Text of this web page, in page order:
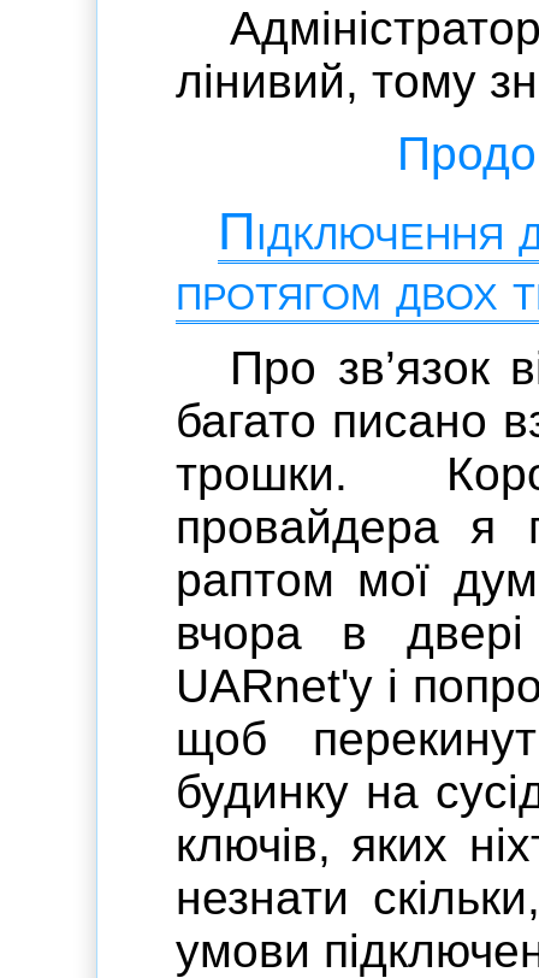
лінивий, тому
протягом двох
Про зв’язок
багато писано
трошки.
провайдера я
раптом мої
вчора в
UARnet'y і
щоб
будинку на
ключів, яких
незнати
умови